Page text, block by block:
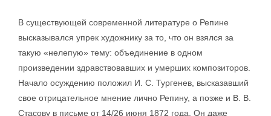
В существующей современной литературе о Репине
высказывался упрек художнику за то, что он взялся за
такую «нелепую» тему: объединение в одном
произведении здравствовавших и умерших композиторов.
Начало осуждению положил И. С. Тургенев, высказавший
свое отрицательное мнение лично Репину, а позже и В. В.
Стасову в письме от 14/26 июня 1872 года. Он даже